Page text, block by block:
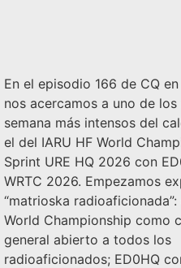
En el episodio 166 de CQ
nos acercamos a uno de
semana más intensos del
el del IARU HF World
Sprint URE HQ 2026 con
WRTC 2026. Empezamos
“matrioska radioaficionada”:
World Championship como
general abierto a todos los
radioaficionados; ED0HQ